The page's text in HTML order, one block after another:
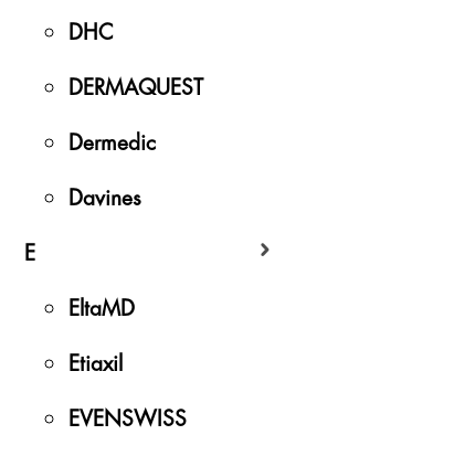
DHC
DERMAQUEST
Dermedic
Davines
E
EltaMD
Etiaxil
EVENSWISS